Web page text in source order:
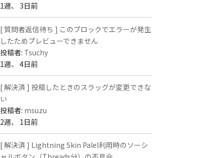
1週、 3日前
[ 質問者返信待ち ] このブロックでエラーが発生
したためプレビューできません
投稿者: Tsuchy
1週、 4日前
[ 解決済 ] 投稿したときのスラッグが変更できな
い
投稿者: msuzu
2週、 1日前
[ 解決済 ] Lightning Skin Palel利用時のソーシ